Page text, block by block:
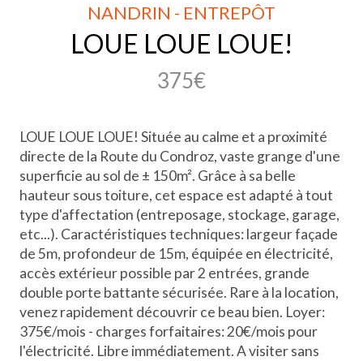
NANDRIN - ENTREPÔT
LOUE LOUE LOUE!
375€
LOUE LOUE LOUE! Située au calme et a proximité
directe de la Route du Condroz, vaste grange d'une
superficie au sol de ± 150m². Grâce à sa belle
hauteur sous toiture, cet espace est adapté à tout
type d'affectation (entreposage, stockage, garage,
etc...). Caractéristiques techniques: largeur façade
de 5m, profondeur de 15m, équipée en électricité,
accès extérieur possible par 2 entrées, grande
double porte battante sécurisée. Rare à la location,
venez rapidement découvrir ce beau bien. Loyer:
375€/mois - charges forfaitaires: 20€/mois pour
l'électricité. Libre immédiatement. A visiter sans